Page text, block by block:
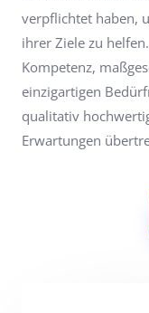
verpflichtet haben,
ihrer Ziele zu
Kompetenz,
einzigartigen
qualitativ
Erwartungen